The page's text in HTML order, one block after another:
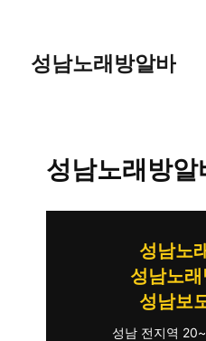
성남노래방알바
성남노래방알
성남노
성남노
성남보
성남 전지역